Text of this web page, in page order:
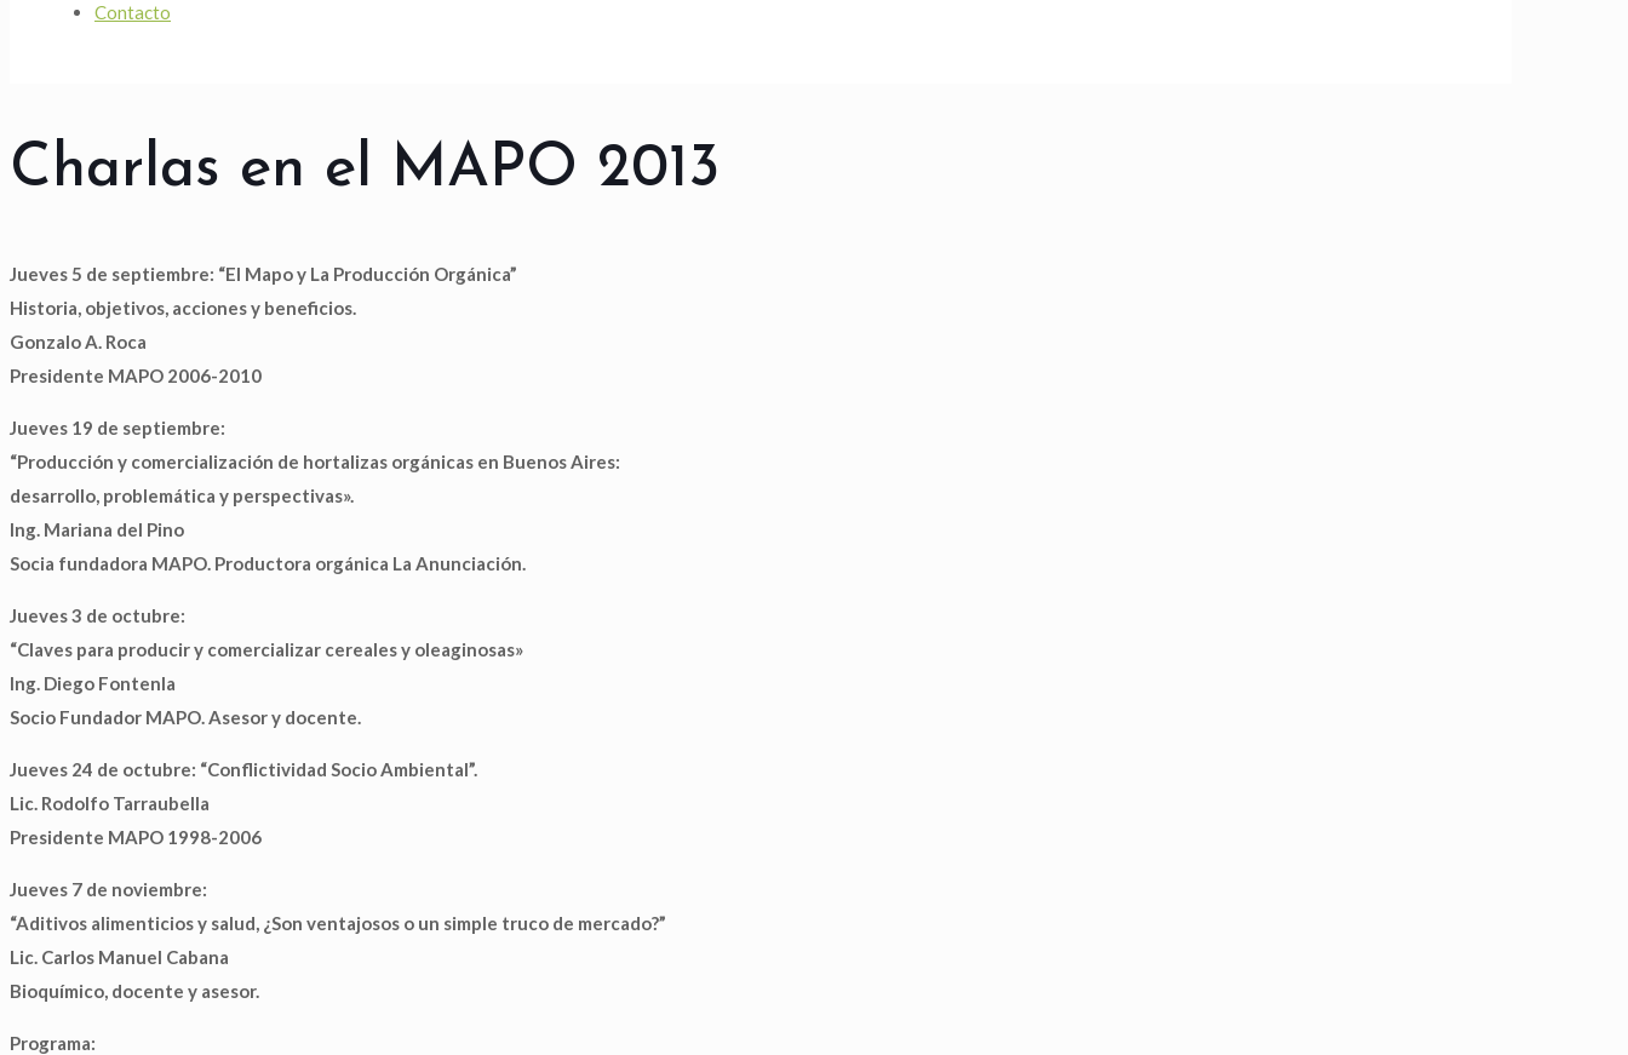
Contacto
Charlas en el MAPO 2013
Jueves 5 de septiembre: “El Mapo y La Producción Orgánica”
Historia, objetivos, acciones y beneficios.
Gonzalo A. Roca
Presidente MAPO 2006-2010
Jueves 19 de septiembre:
“Producción y comercialización de hortalizas orgánicas en Buenos Aires:
desarrollo, problemática y perspectivas».
Ing. Mariana del Pino
Socia fundadora MAPO. Productora orgánica La Anunciación.
Jueves 3 de octubre:
“Claves para producir y comercializar cereales y oleaginosas»
Ing. Diego Fontenla
Socio Fundador MAPO. Asesor y docente.
Jueves 24 de octubre: “Conflictividad Socio Ambiental”.
Lic. Rodolfo Tarraubella
Presidente MAPO 1998-2006
Jueves 7 de noviembre:
“Aditivos alimenticios y salud, ¿Son ventajosos o un simple truco de mercado?”
Lic. Carlos Manuel Cabana
Bioquímico, docente y asesor.
Programa: